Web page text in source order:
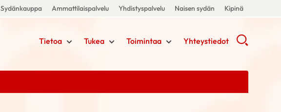
Sydänkauppa Ammattilaispalvelu Yhdistyspalvelu Naisen sydän Kipinä
Tietoa Tukea Toimintaa Yhteystiedot